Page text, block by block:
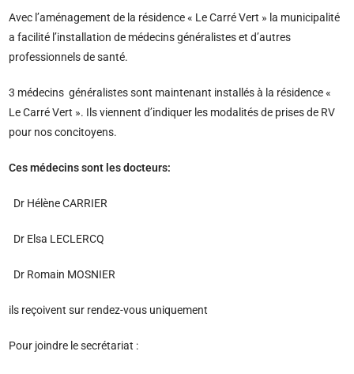
Avec l’aménagement de la résidence « Le Carré Vert » la municipalité
a facilité l’installation de médecins généralistes et d’autres
professionnels de santé.
3 médecins généralistes sont maintenant installés à la résidence «
Le Carré Vert ». Ils viennent d’indiquer les modalités de prises de RV
pour nos concitoyens.
Ces médecins sont les docteurs:
Dr Hélène CARRIER
Dr Elsa LECLERCQ
Dr Romain MOSNIER
ils reçoivent sur rendez-vous uniquement
Pour joindre le secrétariat :